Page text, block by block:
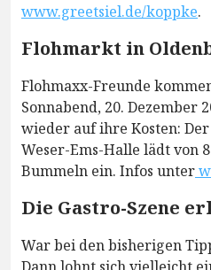
www.greetsiel.de/koppke.
Flohmarkt in
Flohmaxx-Freunde
Sonnabend, 20. Dezember
wieder auf ihre Kosten:
Weser-Ems-Halle lädt von
Bummeln ein. Infos unter
Die Gastro-Szene
War bei den bisherigen